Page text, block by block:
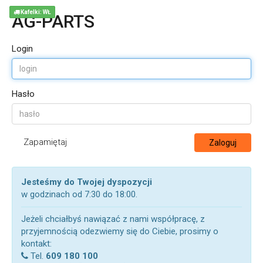
AG-PARTS
Login
Hasło
Zapamiętaj Zaloguj
Jesteśmy do Twojej dyspozycji
w godzinach od 7:30 do 18:00.
Jeżeli chciałbyś nawiązać z nami współpracę, z
przyjemnością odezwiemy się do Ciebie, prosimy o
kontakt:
Tel. 609 180 100
Kafelki: WŁ